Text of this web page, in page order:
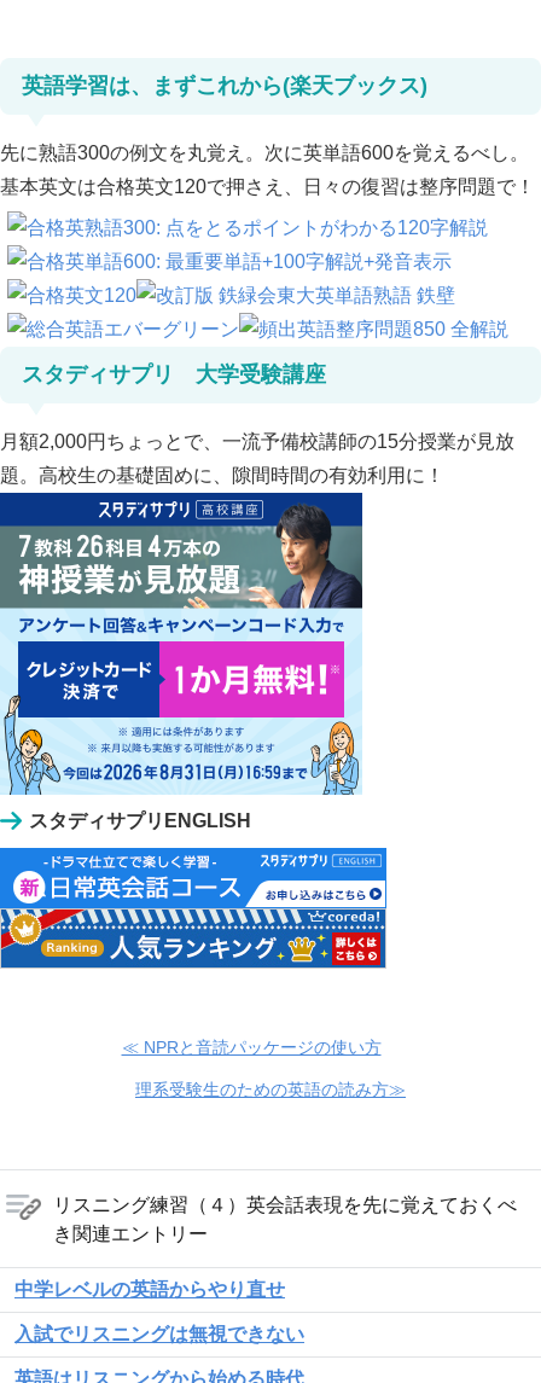
英語学習は、まずこれから(楽天ブックス)
先に熟語300の例文を丸覚え。次に英単語600を覚えるべし。
基本英文は合格英文120で押さえ、日々の復習は整序問題で！
スタディサプリ 大学受験講座
月額2,000円ちょっとで、一流予備校講師の15分授業が見放
題。高校生の基礎固めに、隙間時間の有効利用に！
スタディサプリENGLISH
≪ NPRと音読パッケージの使い方
理系受験生のための英語の読み方≫
リスニング練習（４）英会話表現を先に覚えておくべ
き関連エントリー
中学レベルの英語からやり直せ
入試でリスニングは無視できない
英語はリスニングから始める時代